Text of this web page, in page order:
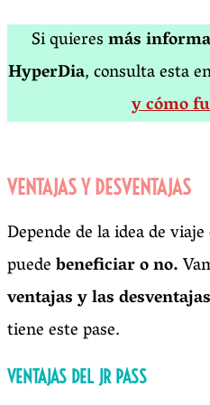
Si quieresmás
HyperDia, consulta esta
y cómo
VENTAJAS Y DESVENTAJAS
Depende de la idea de
puedebeneficiar o no.
ventajas y las desventajas
tiene este pase.
VENTAJAS DEL JR PASS